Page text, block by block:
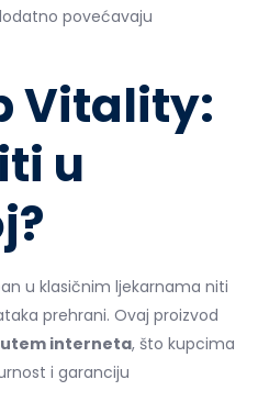
povećavaju
Vitality:
u
u klasičnim ljekarnama niti
prehrani. Ovaj proizvod
interneta, što kupcima
i garanciju